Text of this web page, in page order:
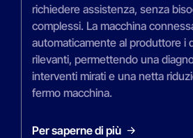
richiedere assistenza, senza
complessi. La macchina
automaticamente al produttore i
rilevanti, permettendo una
interventi mirati e una netta
fermo macchina.
Per saperne di più